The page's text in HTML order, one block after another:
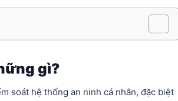
gì?
soát hệ thống an ninh cá nhân, đặc biệt